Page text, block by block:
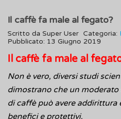
Il caffè fa male al fegato?
Scritto da Super User Categoria:
Pubblicato: 13 Giugno 2019
Il caffè fa male al
Non è vero, diversi studi
dimostrano che un
di caffè può avere addirittura
benefici e protettivi.